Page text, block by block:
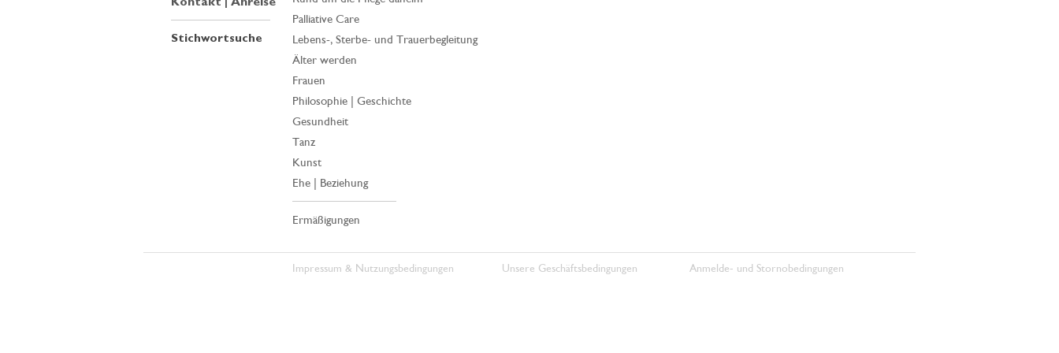
Stichwortsuche
Palliative Care
Lebens-, Sterbe- und Trauerbegleitung
Älter werden
Frauen
Philosophie | Geschichte
Gesundheit
Tanz
Kunst
Ehe | Beziehung
Ermäßigungen
Impressum & Nutzungsbedingungen Unsere Geschäftsbedingungen Anmelde- und Stornobedingungen